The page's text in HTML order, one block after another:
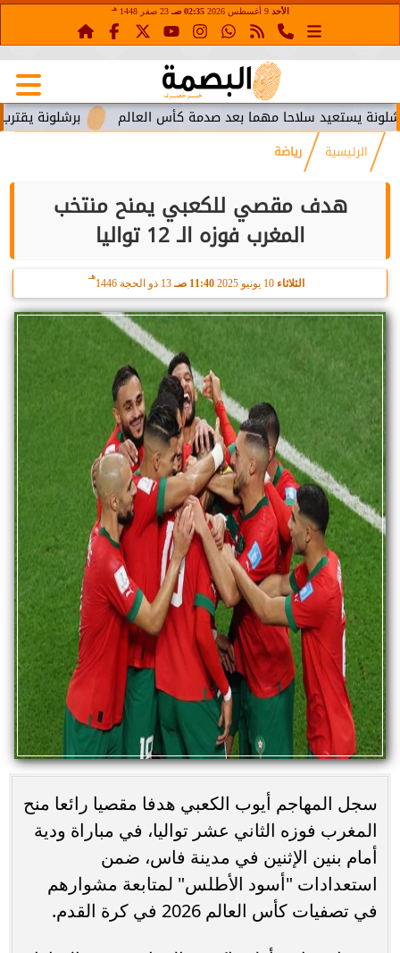
الأحد 9 أغسطس 2026 02:35 صـ 23 صفر 1448 هـ
برشلونة يقترب من سلاحا مهما بعد صدمة كأس العالم
الرئيسية رياضة
هدف مقصي للكعبي يمنح منتخب
المغرب فوزه الـ 12 تواليا
الثلاثاء 11:40 صـ 13 ذو الحجة 1446
هـ
سجل المهاجم أيوب الكعبي هدفا مقصيا رائعا منح
المغرب فوزه الثاني عشر تواليا، في مباراة ودية
أمام بنين الإثنين في مدينة فاس، ضمن
استعدادات "أسود الأطلس" لمتابعة مشوارهم
في تصفيات كأس العالم 2026 في كرة القدم.